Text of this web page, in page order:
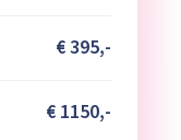
€ 395,-
€ 1150,-